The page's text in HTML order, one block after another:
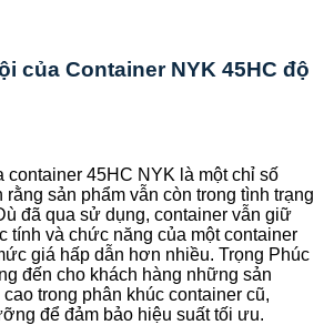
của Container NYK 45HC độ
container 45HC NYK là một chỉ số
rằng sản phẩm vẫn còn trong tình trạng
đã qua sử dụng, container vẫn giữ
tính và chức năng của một container
giá hấp dẫn hơn nhiều. Trọng Phúc
đến cho khách hàng những sản
trong phân khúc container cũ,
để đảm bảo hiệu suất tối ưu.